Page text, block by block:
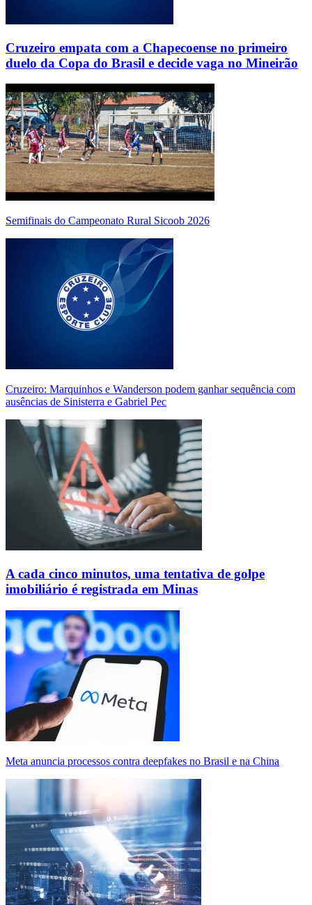
Cruzeiro empata com a Chapecoense no primeiro
duelo da Copa do Brasil e decide vaga no Mineirão
Semifinais do Campeonato Rural Sicoob 2026
Cruzeiro: Marquinhos e Wanderson podem ganhar sequência com
ausências de Sinisterra e Gabriel Pec
A cada cinco minutos, uma tentativa de golpe
imobiliário é registrada em Minas
Meta anuncia processos contra deepfakes no Brasil e na China